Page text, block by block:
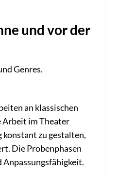
und vor der
Genres.
an klassischen
Arbeit im Theater
zu gestalten,
Die Probenphasen
Anpassungsfähigkeit.